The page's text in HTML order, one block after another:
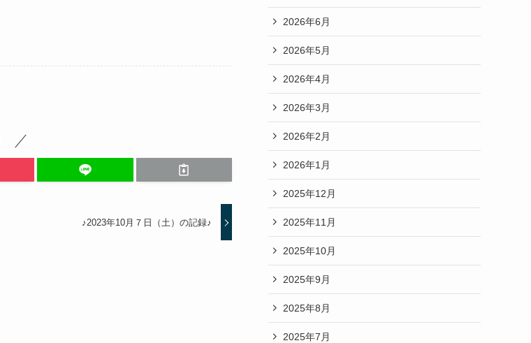
♪2023年10月７日（土）の記録♪
2026年6月
2026年5月
2026年4月
2026年3月
2026年2月
2026年1月
2025年12月
2025年11月
2025年10月
2025年9月
2025年8月
2025年7月